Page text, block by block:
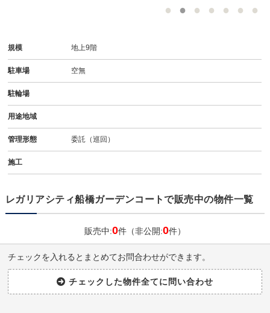
規模 地上9階
駐車場 空無
駐輪場
用途地域
管理形態 委託（巡回）
施工
レガリアシティ船橋ガーデンコートで販売中の物件一覧
販売中:0件（非公開:0件）
チェックを入れるとまとめてお問合わせができます。